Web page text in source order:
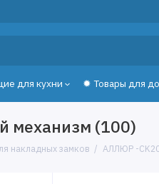
для кухни ✹ Товары для
механизм (100)
накладных замков АЛЛЮР -